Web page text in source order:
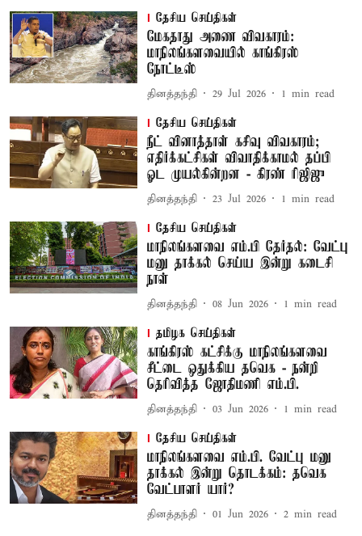
தேசிய செய்திகள்
மேகதாது அணை விவகாரம்:
மாநிலங்களவையில் காங்கிரஸ்
நோட்டீஸ்
தினத்தந்தி 29 Jul 2026 1 min read
தேசிய செய்திகள்
நீட் வினாத்தாள் கசிவு விவகாரம்;
எதிர்க்கட்சிகள் விவாதிக்காமல் தப்பி
ஓட முயல்கின்றன - கிரண் ரிஜிஜு
தினத்தந்தி 23 Jul 2026 1 min read
தேசிய செய்திகள்
மாநிலங்களவை எம்.பி தேர்தல்: வேட்பு
மனு தாக்கல் செய்ய இன்று கடைசி
நாள்
தினத்தந்தி 08 Jun 2026 1 min read
தமிழக செய்திகள்
காங்கிரஸ் கட்சிக்கு மாநிலங்களவை
சீட்டை ஒதுக்கிய தவெக - நன்றி
தெரிவித்த ஜோதிமணி எம்.பி.
தினத்தந்தி 03 Jun 2026 1 min read
தேசிய செய்திகள்
மாநிலங்களவை எம்.பி. வேட்பு மனு
தாக்கல் இன்று தொடக்கம்: தவெக
வேட்பாளர் யார்?
தினத்தந்தி 01 Jun 2026 2 min read